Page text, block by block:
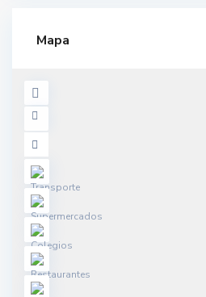
Mapa